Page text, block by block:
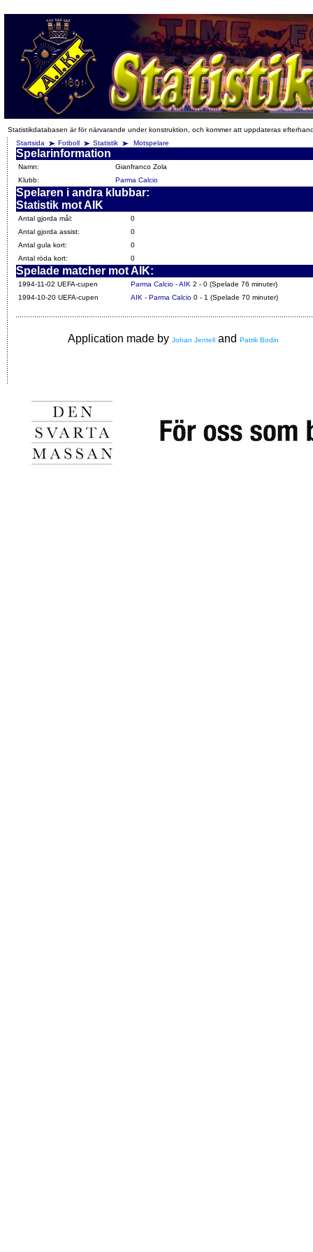
Statistikdatabasen är för närvarande under konstruktion, och kommer att uppdateras
Startsida
Fotboll Statistik Motspelare
Spelarinformation
Namn:
Gianfranco Zola
Klubb:
Parma Calcio
Spelaren i andra klubbar:
Statistik mot AIK
Antal gjorda mål:
0
Antal gjorda assist:
0
Antal gula kort:
0
Antal röda kort:
0
Spelade matcher mot AIK:
1994-11-02 UEFA-cupen Parma Calcio - AIK 2 - 0 (Spelade 76 minuter)
1994-10-20 UEFA-cupen
AIK - Parma Calcio 0 - 1 (Spelade 70 minuter)
Application made by Johan Jentell and Patrik Bodin